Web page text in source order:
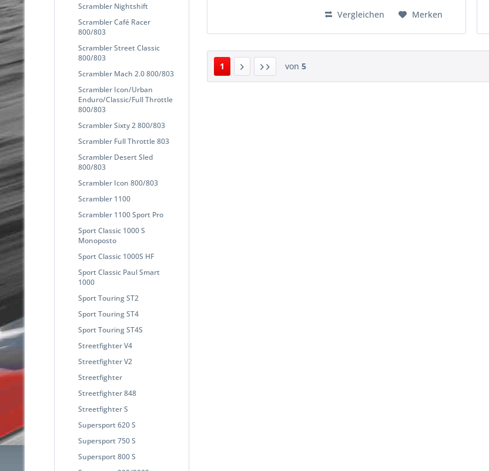
Scrambler Nightshift
Scrambler Café Racer
800/803
Scrambler Street Classic
800/803
Scrambler Mach 2.0 800/803
Scrambler Icon/Urban
Enduro/Classic/Full Throttle
800/803
Scrambler Sixty 2 800/803
Scrambler Full Throttle 803
Scrambler Desert Sled
800/803
Scrambler Icon 800/803
Scrambler 1100
Scrambler 1100 Sport Pro
Sport Classic 1000 S
Monoposto
Sport Classic 1000S HF
Sport Classic Paul Smart
1000
Sport Touring ST2
Sport Touring ST4
Sport Touring ST4S
Streetfighter V4
Streetfighter V2
Streetfighter
Streetfighter 848
Streetfighter S
Supersport 620 S
Supersport 750 S
Supersport 800 S
des...Vergleichen Merken
1 von 5